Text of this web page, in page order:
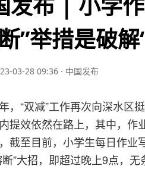
”举措是破解
03-28 09:36 · 中国发布
，“双减”工作再次向深水区
提效依然在路上，其中，作
截至目前，小学生每日作业
断”大招，即超过晚上9点，